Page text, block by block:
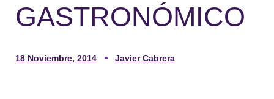
GASTRONÓMICO
18 Noviembre, 2014 Javier Cabrera